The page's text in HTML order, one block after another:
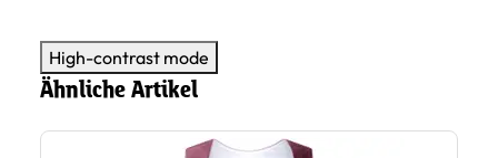
High-contrast mode
Ähnliche Artikel